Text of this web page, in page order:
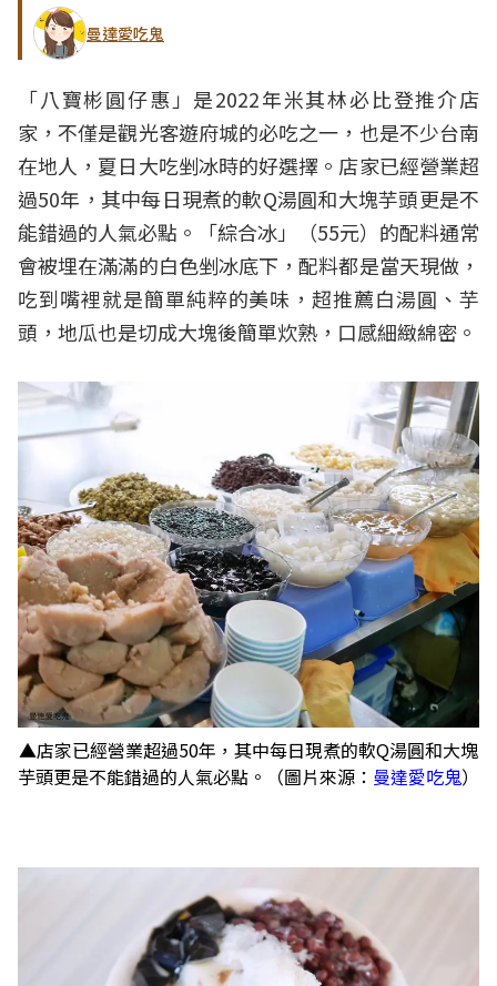
曼達愛吃鬼
「八寶彬圓仔惠」是2022年米其林必比登推介店
家，不僅是觀光客遊府城的必吃之一，也是不少台南
在地人，夏日大吃剉冰時的好選擇。店家已經營業超
過50年，其中每日現煮的軟Q湯圓和大塊芋頭更是不
能錯過的人氣必點。「綜合冰」（55元）的配料通常
會被埋在滿滿的白色剉冰底下，配料都是當天現做，
吃到嘴裡就是簡單純粹的美味，超推薦白湯圓、芋
頭，地瓜也是切成大塊後簡單炊熟，口感細緻綿密。
▲店家已經營業超過50年，其中每日現煮的軟Q湯圓和大塊
芋頭更是不能錯過的人氣必點。（圖片來源： 曼達愛吃鬼）